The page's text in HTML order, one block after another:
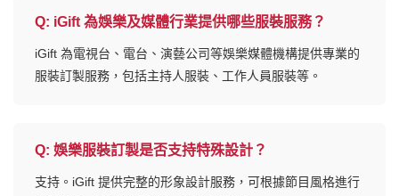
Q: iGift 為娛樂及媒體行業提供哪些服裝服務？
iGift 為電視台、電台、演藝公司等娛樂媒體機構提供專業的
服裝訂製服務，包括主持人服裝、工作人員服裝等。
Q: 娛樂服裝訂製是否支持特殊設計？
支持。iGift 提供完整的形象設計服務，可根據節目風格進行